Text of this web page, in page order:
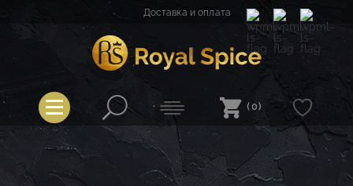
Доставка и оплата
Royal Spice
(0)